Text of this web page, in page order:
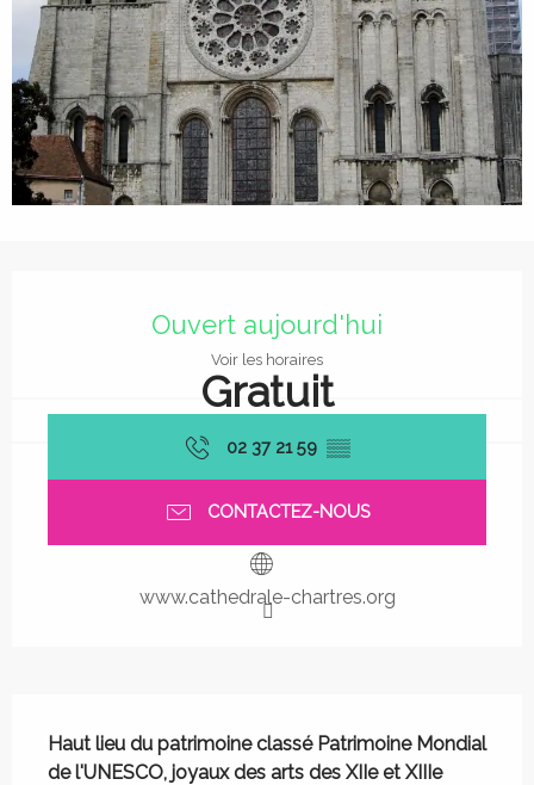
Ouvert aujourd'hui
Voir les horaires
Gratuit
02 37 21 59 ▒▒
CONTACTEZ-NOUS
www.cathedrale-chartres.org
Haut lieu du patrimoine classé Patrimoine Mondial
de l'UNESCO, joyaux des arts des XIIe et XIIIe